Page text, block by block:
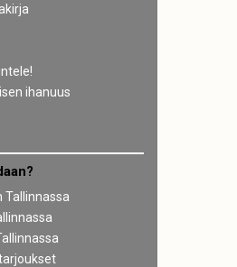
ihanuus
Tallinnassa